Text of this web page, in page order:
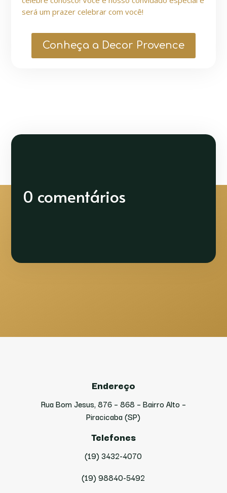
será um prazer celebrar com você!
Conheça a Decor Provence
0 comentários
Endereço
Rua Bom Jesus, 876 – 868 – Bairro Alto –
Piracicaba (SP)
Telefones
(19) 3432-4070
(19) 98840-5492